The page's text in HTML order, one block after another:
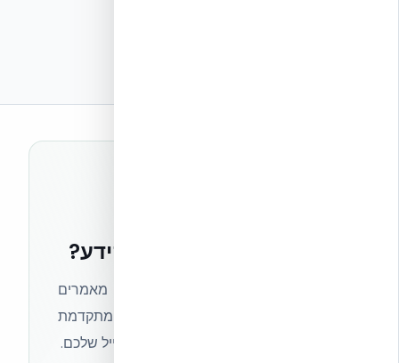
רוצים להישאר בחזית הידע?
הצטרפו לניוזלטר של אקובילד וקבלו מאמרים
מקצועיים, חדשות מעולם הבנייה המתקדמת
ועדכונים בלעדיים — ישירות לתיבת המייל שלכם.